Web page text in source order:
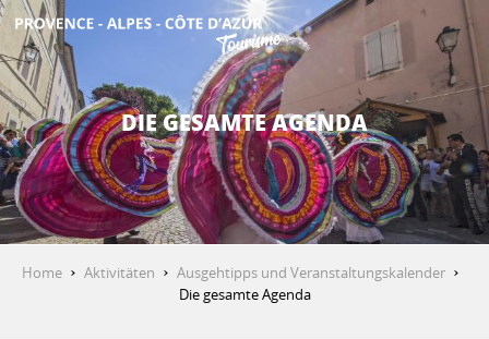
Aller
contenu
principal
ENTDECKEN
AKTIVITÄTEN
AUFENTHALT
DIE GESAMTE AGENDA
Home Aktivitäten
Ausgehtipps und Veranstaltungskalender
Die gesamte Agenda